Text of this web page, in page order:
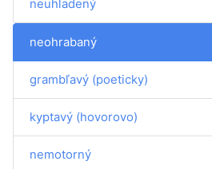
neuhladený
neohrabaný
grambľavý (poeticky)
kyptavý (hovorovo)
nemotorný